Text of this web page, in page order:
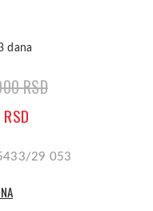
dana
RSD
29 053